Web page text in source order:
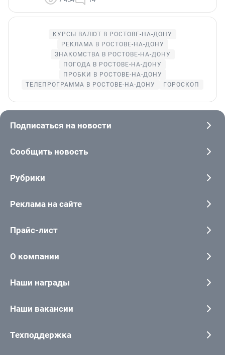
КУРСЫ ВАЛЮТ В РОСТОВЕ-НА-ДОНУ
РЕКЛАМА В РОСТОВЕ-НА-ДОНУ
ЗНАКОМСТВА В РОСТОВЕ-НА-ДОНУ
ПОГОДА В РОСТОВЕ-НА-ДОНУ
ПРОБКИ В РОСТОВЕ-НА-ДОНУ
ТЕЛЕПРОГРАММА В РОСТОВЕ-НА-ДОНУ
ГОРОСКОП
Подписаться на новости
Сообщить новость
Рубрики
Реклама на сайте
Прайс-лист
О компании
Наши награды
Наши вакансии
Техподдержка